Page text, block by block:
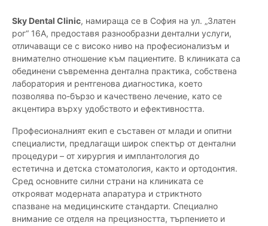
Sky Dental Clinic, намираща се в София на ул. „Златен
рог“ 16А, предоставя разнообразни дентални услуги,
отличаващи се с високо ниво на професионализъм и
внимателно отношение към пациентите. В клиниката са
обединени съвременна дентална практика, собствена
лаборатория и рентгенова диагностика, което
позволява по-бързо и качествено лечение, като се
акцентира върху удобството и ефективността.
Професионалният екип е съставен от млади и опитни
специалисти, предлагащи широк спектър от дентални
процедури – от хирургия и имплантология до
естетична и детска стоматология, както и ортодонтия.
Сред основните силни страни на клиниката се
открояват модерната апаратура и стриктното
спазване на медицинските стандарти. Специално
внимание се отделя на прецизността, търпението и